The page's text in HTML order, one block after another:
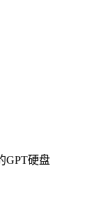
GPT硬盘